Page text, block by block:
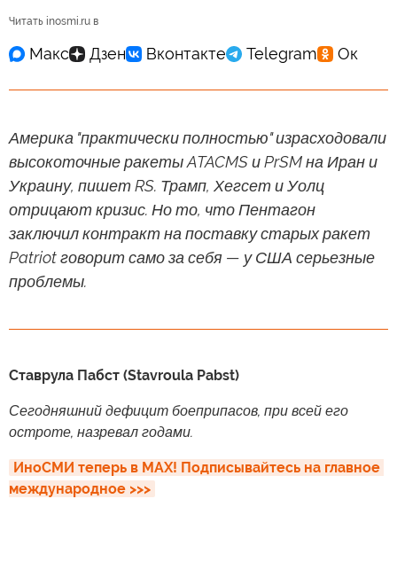
Читать inosmi.ru в
Америка "практически полностью" израсходовали
высокоточные ракеты ATACMS и PrSM на Иран и
Украину, пишет RS. Трамп, Хегсет и Уолц
отрицают кризис. Но то, что Пентагон
заключил контракт на поставку старых ракет
Patriot говорит само за себя — у США серьезные
проблемы.
Ставрула Пабст (Stavroula Pabst)
Сегодняшний дефицит боеприпасов, при всей его
остроте, назревал годами.
ИноСМИ теперь в MAX! Подписывайтесь на главное
международное >>>